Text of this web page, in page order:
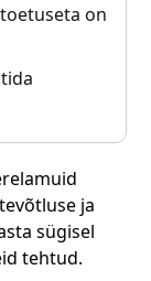
on
ja
sügisel
tehtud.